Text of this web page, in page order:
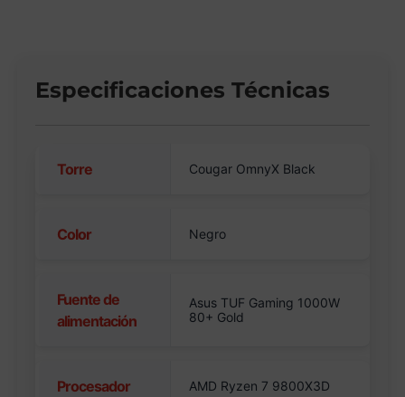
Especificaciones Técnicas
Torre Cougar OmnyX Black
Color Negro
Fuente de
alimentación
Asus TUF Gaming 1000W
80+ Gold
Procesador AMD Ryzen 7 9800X3D